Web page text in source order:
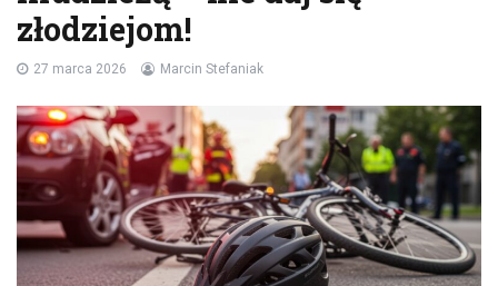
złodziejom!
27 marca 2026 Marcin Stefaniak